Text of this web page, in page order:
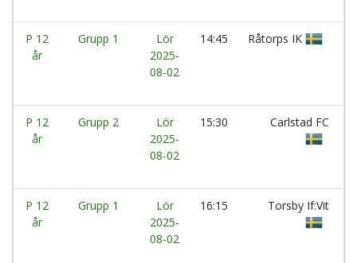
P 12
år
Grupp 1
Lör
2025-
08-02
14:45 Råtorps IK
P 12
år
Grupp 2
Lör
2025-
08-02
15:30 Carlstad FC
P 12
år
Grupp 1
Lör
2025-
08-02
16:15 Torsby If:Vit